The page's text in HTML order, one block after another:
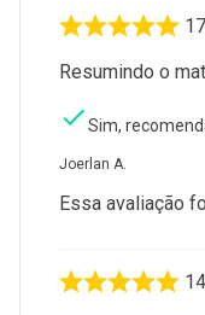
Resumindo o
Sim,
Joerlan A.
Essa avaliação